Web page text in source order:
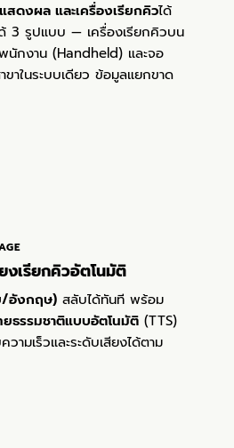
ดงผล และเครื่องเรียกคิวได้
3 รูปแบบ — เครื่องเรียกคิวบน
กงาน (Handheld) และจอ
าในระบบเดียว ข้อมูลแยกขาด
งเรียกคิวอัตโนมัติ
/อังกฤษ) สลับได้ทันที พร้อม
ยธรรมชาติแบบอัตโนมัติ (TTS)
ามเร็วและระดับเสียงได้ตาม